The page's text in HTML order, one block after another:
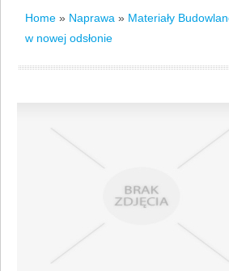
Home » Naprawa » Materiały
w nowej odsłonie